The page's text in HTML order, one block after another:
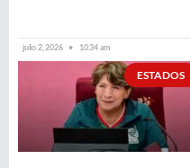
julio 2, 2026 10:34 am
ESTADOS